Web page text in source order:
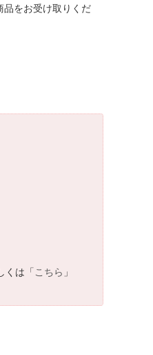
をお受け取りくだ
くは「こちら 」